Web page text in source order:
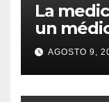
La
un
de 1937
actual
AGOSTO 9,